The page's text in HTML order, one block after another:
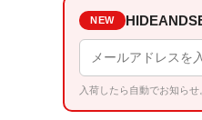
NEW
入荷したら自動でお知らせ